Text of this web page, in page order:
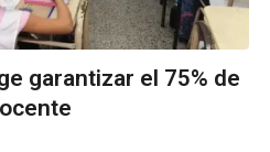
garantizar el 75% de